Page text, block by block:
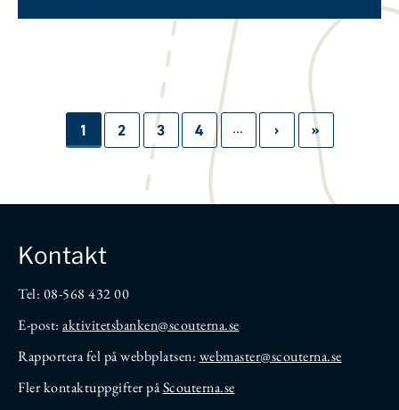
Paginering
Sida
1 Sida
2 Sida
3 Sida
4 …
Nästa
sida
›
Sista
sidan
»
Kontakt
Tel: 08-568 432 00
E-post: aktivitetsbanken@scouterna.se
Rapportera fel på webbplatsen: webmaster@scouterna.se
Fler kontaktuppgifter påScouterna.se